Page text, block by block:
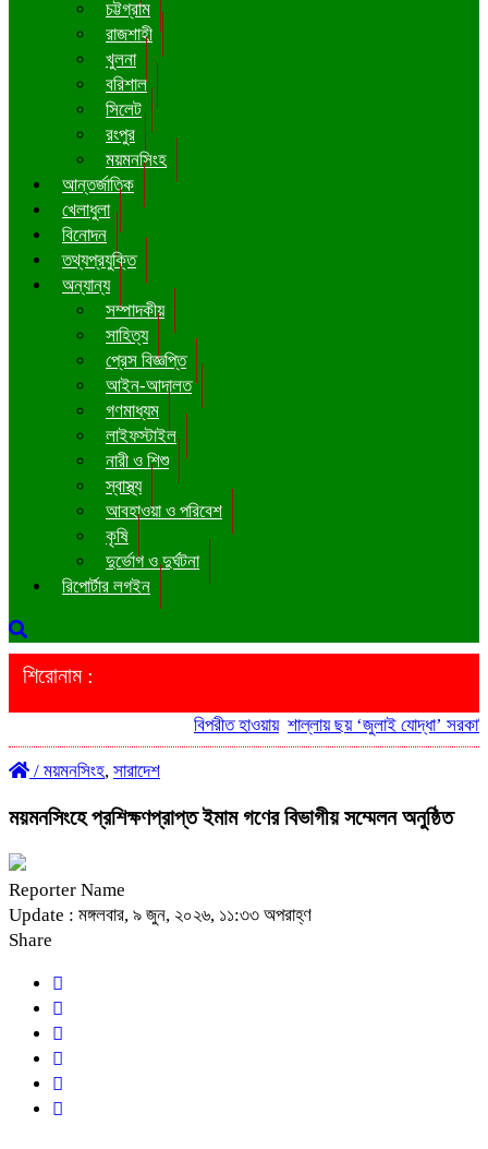
চট্টগ্রাম
রাজশাহী
খুলনা
বরিশাল
সিলেট
রংপুর
ময়মনসিংহ
আন্তর্জাতিক
খেলাধুলা
বিনোদন
তথ্যপ্রযুক্তি
অন্যান্য
সম্পাদকীয়
সাহিত্য
প্রেস বিজ্ঞপ্তি
আইন-আদালত
গণমাধ্যম
লাইফস্টাইল
নারী ও শিশু
স্বাস্থ্য
আবহাওয়া ও পরিবেশ
কৃষি
দুর্ভোগ ও দুর্ঘটনা
রিপোর্টার লগইন
শিরোনাম :
বিপরীত হাওয়ায় শাল্লায় ছয় ‘জুলাই যোদ্ধা’
/ ময়মনসিংহ, সারাদেশ
ময়মনসিংহে প্রশিক্ষণপ্রাপ্ত ইমাম গণের বিভাগীয় সম্মেলন অনুষ্ঠিত
Reporter Name
Update : মঙ্গলবার, ৯ জুন, ২০২৬, ১১:৩৩ অপরাহ্ণ
Share